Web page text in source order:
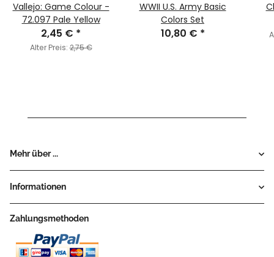
Vallejo: Game Colour -
72.097 Pale Yellow
2,45 € *
Alter Preis:2,75 €
WWII U.S. Army Basic
Colors Set
10,80 € *
Mehr über ...
Informationen
Zahlungsmethoden